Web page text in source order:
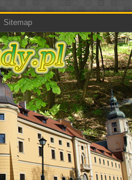
Sitemap